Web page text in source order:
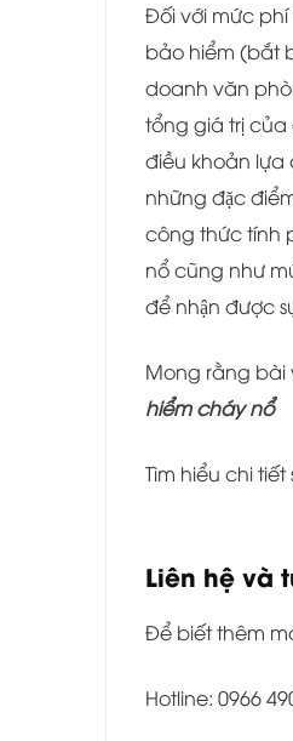
Đối với mức
bảo hiểm (bắt
doanh văn
tổng giá trị
điều khoản lựa
những đặc
công thức tính
nổ cũng như
để nhận được
Mong rằng bài
hiểm cháy nổ
Tìm hiểu chi
Liên hệ và
Để biết thêm
Hotline: 0966